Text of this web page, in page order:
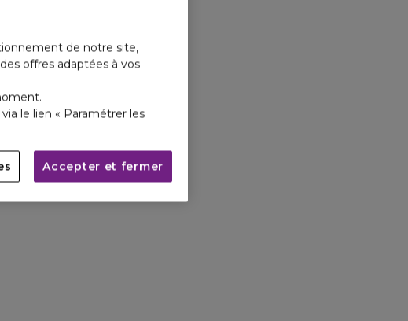
de notre site,
offres adaptées à vos
le lien « Paramétrer les
Accepter et fermer